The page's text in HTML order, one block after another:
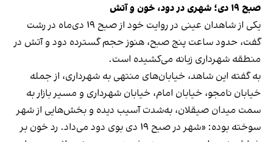
صبح ۱۹ دی؛ شهری در دود، خون و آتش
یکی از شاهدان عینی در روایت خود از صبح ۱۹ دی‌ماه در رشت
گفت، حدود ساعت پنج صبح، هنوز حجم گسترده دود و آتش در
منطقه شهرداری زبانه می‌کشیده است.
به گفته این شاهد، خیابان‌های منتهی به شهرداری، از جمله
خیابان نامجو، خیابان امام، خیابان شهرداری و مسیر بازار به
سمت میدان صیقلان، به‌شدت آسیب دیده و بخش‌هایی از شهر
سوخته بوده: «شهر در صبح ۱۹ دی بوی دود می‌داد. رد خون بر